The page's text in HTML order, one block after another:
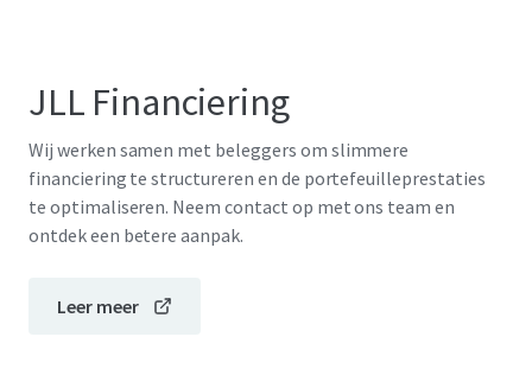
JLL Financiering
Wij werken samen met beleggers om slimmere
financiering te structureren en de portefeuilleprestaties
te optimaliseren. Neem contact op met ons team en
ontdek een betere aanpak.
Leer meer